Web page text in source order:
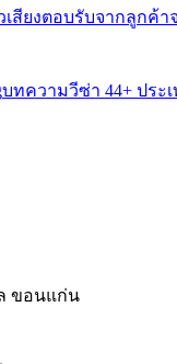
เสียงตอบรับจากลูกค้า
บทความวีซ่า 44+ ประ
ขอนแก่น